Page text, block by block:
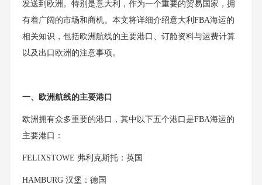
发送到欧洲。特别是意大利，作为一个重要的贸易国家，拥
有着广阔的市场和商机。本文将详细介绍意大利FBA海运的
相关知识，包括欧洲航线的主要港口、订舱资料与运费计算
以及出口欧洲的注意事项。
一、欧洲航线的主要港口
欧洲拥有众多重要的港口，其中以下五个港口是FBA海运的
主要港口：
FELIXSTOWE 弗利克斯托：英国
HAMBURG 汉堡：德国